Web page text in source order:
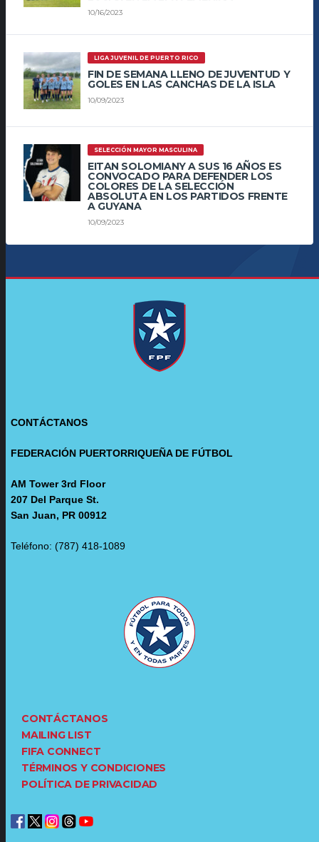
10/16/2023
LIGA JUVENIL DE PUERTO RICO
FIN DE SEMANA LLENO DE JUVENTUD Y
GOLES EN LAS CANCHAS DE LA ISLA
10/09/2023
SELECCIÓN MAYOR MASCULINA
EITAN SOLOMIANY A SUS 16 AÑOS ES
CONVOCADO PARA DEFENDER LOS
COLORES DE LA SELECCIÓN
ABSOLUTA EN LOS PARTIDOS FRENTE
A GUYANA
10/09/2023
CONTÁCTANOS
FEDERACIÓN PUERTORRIQUEÑA DE FÚTBOL
AM Tower 3rd Floor
207 Del Parque St.
San Juan, PR 00912
Teléfono: (787) 418-1089
CONTÁCTANOS
MAILING LIST
FIFA CONNECT
TÉRMINOS Y CONDICIONES
POLÍTICA DE PRIVACIDAD